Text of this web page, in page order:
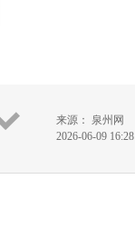
来源： 泉州网
2026-06-09 16:28